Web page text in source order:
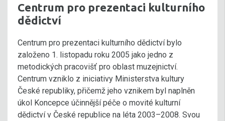
Centrum pro prezentaci kulturního
dědictví
Centrum pro prezentaci kulturního dědictví bylo
založeno 1. listopadu roku 2005 jako jedno z
metodických pracovišť pro oblast muzejnictví.
Centrum vzniklo z iniciativy Ministerstva kultury
České republiky, přičemž jeho vznikem byl naplněn
úkol Koncepce účinnější péče o movité kulturní
dědictví v České republice na léta 2003–2008. Svou